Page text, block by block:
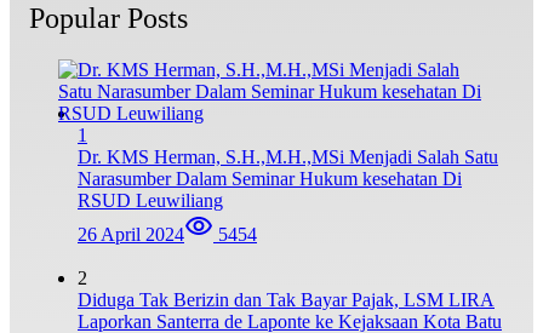
Popular Posts
1
Dr. KMS Herman, S.H.,M.H.,MSi Menjadi Salah Satu
Narasumber Dalam Seminar Hukum kesehatan Di
RSUD Leuwiliang
26 April 2024
5454
2
Diduga Tak Berizin dan Tak Bayar Pajak, LSM LIRA
Laporkan Santerra de Laponte ke Kejaksaan Kota Batu